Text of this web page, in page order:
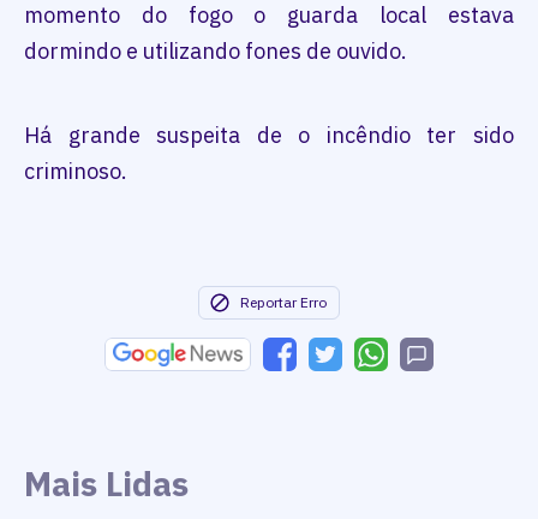
momento do fogo o guarda local estava
dormindo e utilizando fones de ouvido.
Há grande suspeita de o incêndio ter sido
criminoso.
Reportar Erro
Mais Lidas